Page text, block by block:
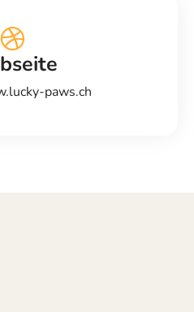
paws.ch